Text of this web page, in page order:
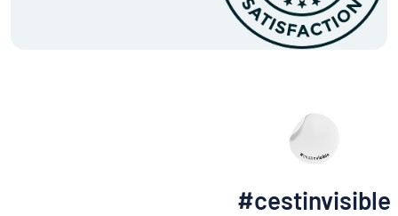
#cestinvisible